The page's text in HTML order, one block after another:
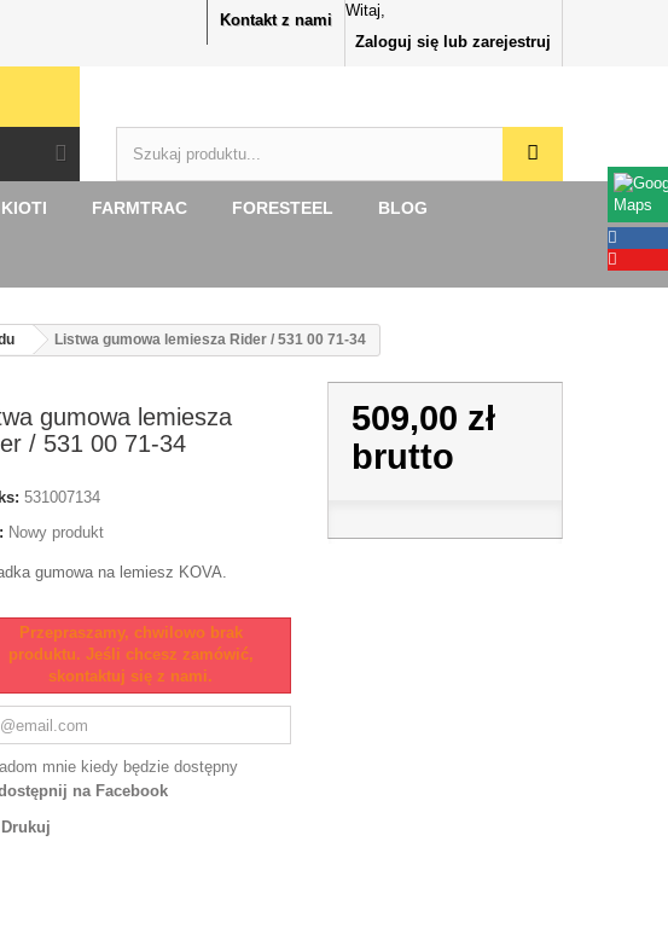
Witaj,
Zaloguj się lub zarejestruj
Kontakt z nami
KIOTI FARMTRAC FORESTEEL BLOG
Listwa gumowa lemiesza Rider / 531 00 71-34
gumowa lemiesza
/ 531 00 71-34
531007134
Nowy produkt
gumowa na lemiesz KOVA.
Przepraszamy, chwilowo brak
produktu. Jeśli chcesz zamówić,
skontaktuj się z nami.
mnie kiedy będzie dostępny
na Facebook
Drukuj
509,00 zł
brutto